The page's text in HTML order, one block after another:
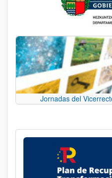
Jornadas del